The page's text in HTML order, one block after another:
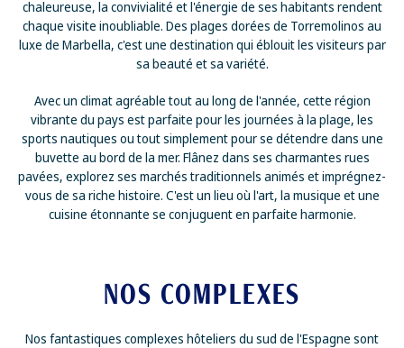
chaleureuse, la convivialité et l'énergie de ses habitants rendent
chaque visite inoubliable. Des plages dorées de Torremolinos au
luxe de Marbella, c'est une destination qui éblouit les visiteurs par
sa beauté et sa variété.
Avec un climat agréable tout au long de l'année, cette région
vibrante du pays est parfaite pour les journées à la plage, les
sports nautiques ou tout simplement pour se détendre dans une
buvette au bord de la mer. Flânez dans ses charmantes rues
pavées, explorez ses marchés traditionnels animés et imprégnez-
vous de sa riche histoire. C'est un lieu où l'art, la musique et une
cuisine étonnante se conjuguent en parfaite harmonie.
NOS COMPLEXES
Nos fantastiques complexes hôteliers du sud de l'Espagne sont